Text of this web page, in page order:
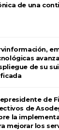
de una
de su
de
de
la
mejorar los